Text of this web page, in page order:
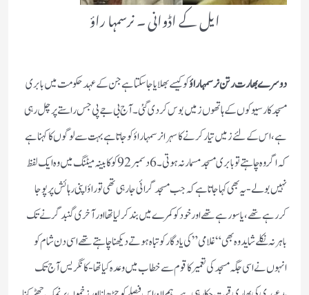
ایل کے اڈوانی ۔ نرسمہا راؤ
دوسرے بھارت رتن نرسمہا راؤکو کیسے بھلایا جاسکتا ہے جن کے عہد حکومت میں بابری
مسجد کارسیوکوں کے ہا تھوں زمیں بو س کردی گئی ۔آج بی جے پی جس راستے پر چل رہی
ہے ،اس کے لئے زمیں تیار کرنے کا سہرا نرسمہا راؤ کو جاتا ہے بہت سے لوگوں کا کہنا ہے
کہ اگر وہ چاہتے تو بابری مسجد مسمار نہ ہوتی۔6دسمبر 92کو کابینہ میٹنگ میں وہ ایک لفظ
نہیں بولے -یہ بھی کہا جاتا ہے کہ جب مسجد گرائی جارہی تھی تو راؤ اپنی رہائش پر پوجا
کررہے تھے،یا سو رہے تھے اور خود کو کمرے میں بند کرلیا تھااور آخری گنبد گرنے تک
باہر نہ نکلے شاید وہ بھی “غلامی”کی یادگار کو تباہ ہوتے دیکھنا چاہتے تھے اسی دن شام کو
انہوں نے اسی جگہ مسجد کی تعمیر کا قوم سے خطاب میں وعدہ کیا تھا-کانگریس آج تک